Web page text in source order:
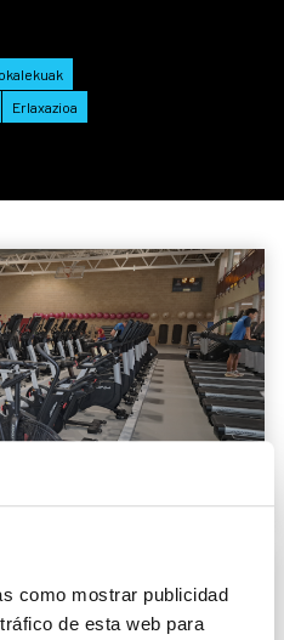
como mostrar publicidad
de esta web para
Erlaxazioa